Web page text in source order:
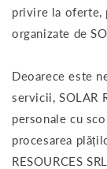
privire la oferte,
organizate de
Deoarece este
servicii, SOLAR
personale cu
procesarea
RESOURCES SRL